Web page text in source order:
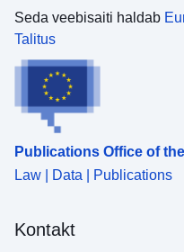
Ruumiline
vahend:
Identifikaatorid:
uriRef:
Seda veebisaiti haldab
Talitus
Publications Office of
Law | Data | Publications
Kontakt